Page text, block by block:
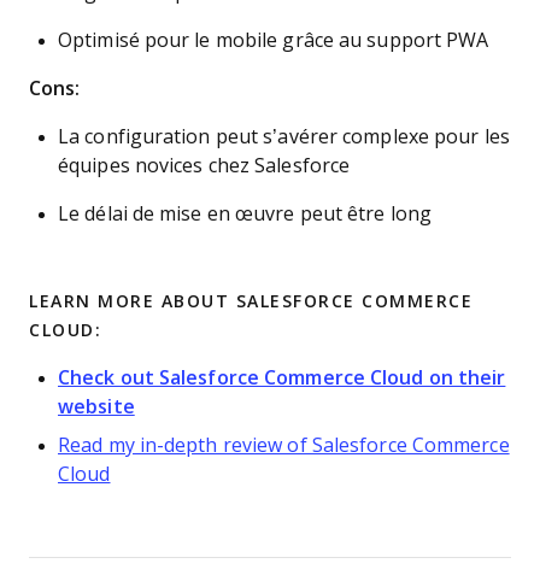
Optimisé pour le mobile grâce au support PWA
Cons:
La configuration peut s’avérer complexe pour les
équipes novices chez Salesforce
Le délai de mise en œuvre peut être long
LEARN MORE ABOUT SALESFORCE COMMERCE
CLOUD:
Check out Salesforce Commerce Cloud on their
website
Read my in-depth review of Salesforce Commerce
Cloud